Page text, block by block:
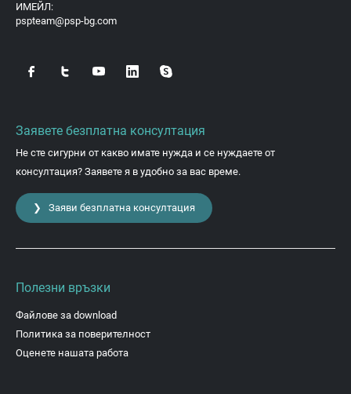
ИМЕЙЛ:
pspteam@psp-bg.com
Заявете безплатна консултация
Не сте сигурни от какво имате нужда и се нуждаете от
консултация? Заявете я в удобно за вас време.
❯ Заяви безплатна консултация
Полезни връзки
Файлове за download
Политика за поверителност
Оценете нашата работа